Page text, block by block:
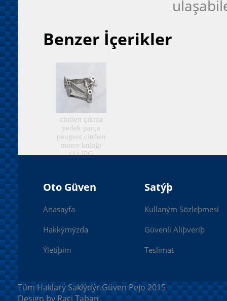
Benzer İçerikler
citröen çıkma
yedek parça
peugeot citröen
motor kulağı
(1).JPG
Oto Güven
Anasayfa
Hakkýmýzda
Ýletiþim
Satýþ
Kullaným Sözleþmesi
Güvenli Aliþveriþ
Teslimat
Tüm Haklarý Saklýdýr.Güven Pejo 2015
Design by Raci Taþan